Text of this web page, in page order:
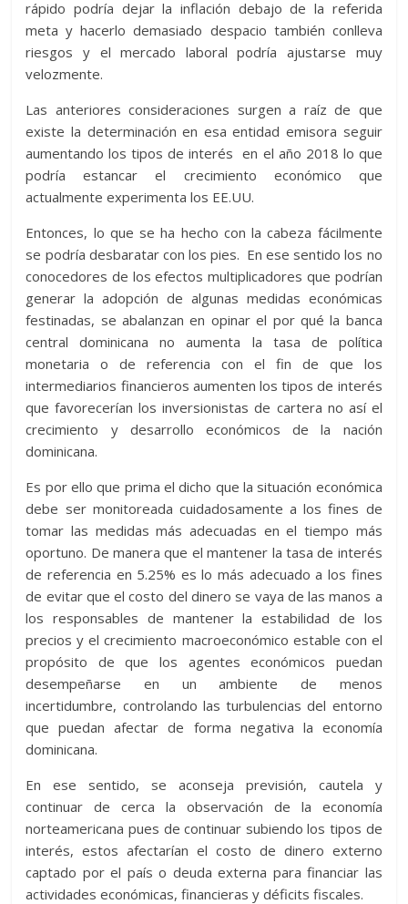
rápido podría dejar la inflación debajo de la referida
meta y hacerlo demasiado despacio también conlleva
riesgos y el mercado laboral podría ajustarse muy
velozmente.
Las anteriores consideraciones surgen a raíz de que
existe la determinación en esa entidad emisora seguir
aumentando los tipos de interés en el año 2018 lo que
podría estancar el crecimiento económico que
actualmente experimenta los EE.UU.
Entonces, lo que se ha hecho con la cabeza fácilmente
se podría desbaratar con los pies. En ese sentido los no
conocedores de los efectos multiplicadores que podrían
generar la adopción de algunas medidas económicas
festinadas, se abalanzan en opinar el por qué la banca
central dominicana no aumenta la tasa de política
monetaria o de referencia con el fin de que los
intermediarios financieros aumenten los tipos de interés
que favorecerían los inversionistas de cartera no así el
crecimiento y desarrollo económicos de la nación
dominicana.
Es por ello que prima el dicho que la situación económica
debe ser monitoreada cuidadosamente a los fines de
tomar las medidas más adecuadas en el tiempo más
oportuno. De manera que el mantener la tasa de interés
de referencia en 5.25% es lo más adecuado a los fines
de evitar que el costo del dinero se vaya de las manos a
los responsables de mantener la estabilidad de los
precios y el crecimiento macroeconómico estable con el
propósito de que los agentes económicos puedan
desempeñarse en un ambiente de menos
incertidumbre, controlando las turbulencias del entorno
que puedan afectar de forma negativa la economía
dominicana.
En ese sentido, se aconseja previsión, cautela y
continuar de cerca la observación de la economía
norteamericana pues de continuar subiendo los tipos de
interés, estos afectarían el costo de dinero externo
captado por el país o deuda externa para financiar las
actividades económicas, financieras y déficits fiscales.